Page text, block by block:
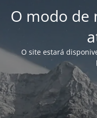
O modo de
O site estará